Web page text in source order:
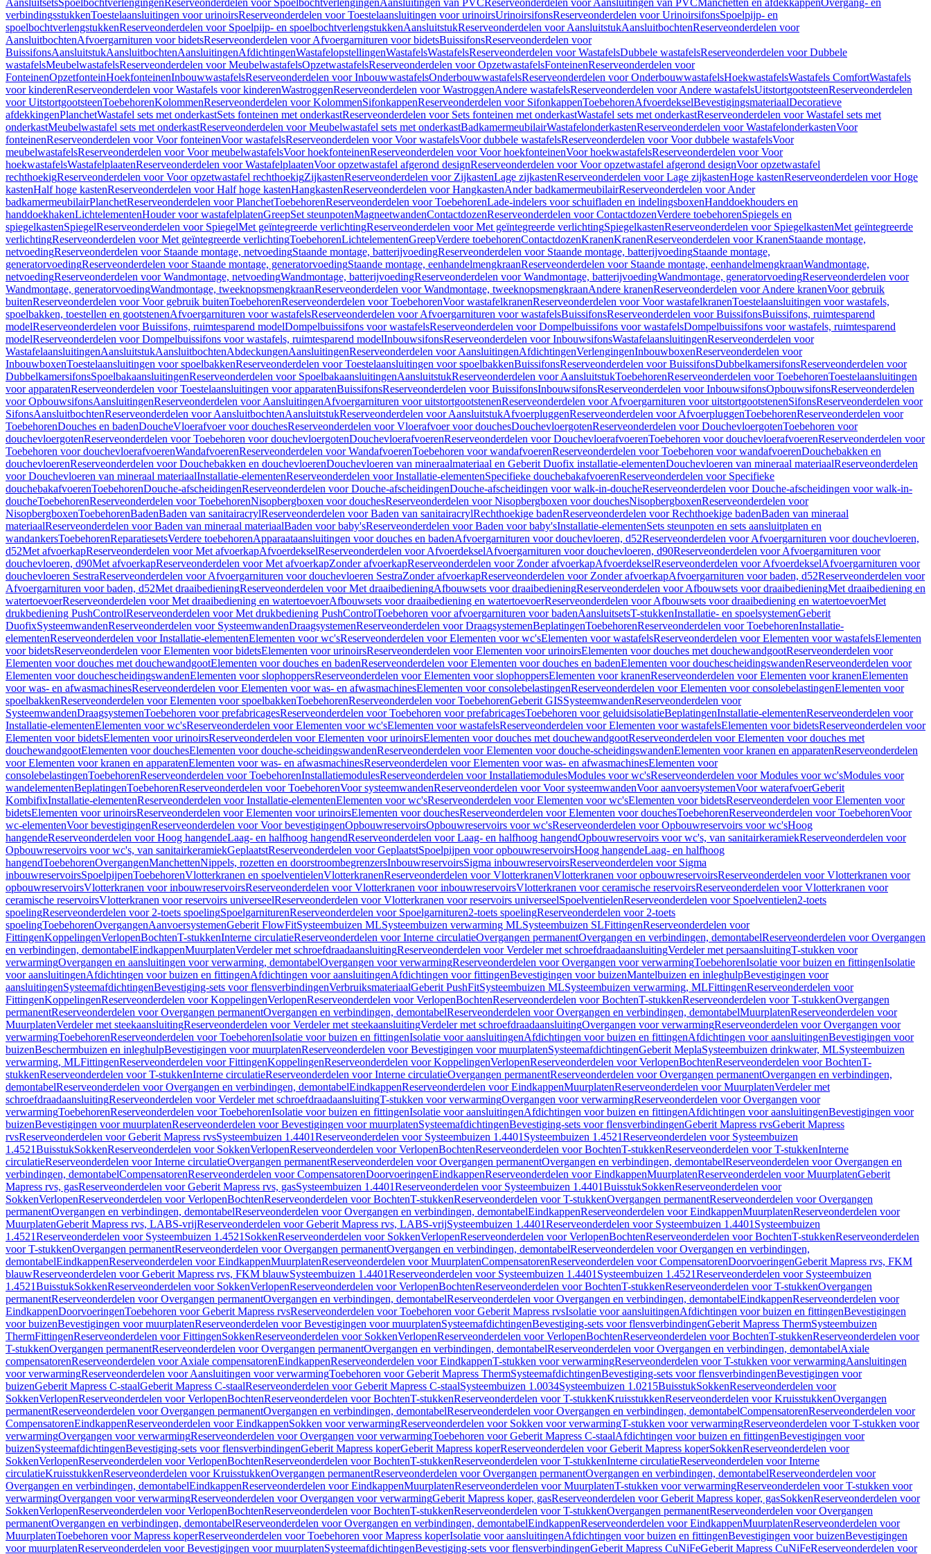
AansluitsetsSpoelbochtverlengingenReserveonderdelen voor SpoelbochtverlengingenAansluitingen van PVCReserveonderdelen voor Aansluitingen van PVCManchetten en afdekkappenOvergang- en
verbindingsstukkenToestelaansluitingen voor urinoirsReserveonderdelen voor Toestelaansluitingen voor urinoirsUrinoirsifonsReserveonderdelen voor UrinoirsifonsSpoelpijp- en
spoelbochtverlengstukkenReserveonderdelen voor Spoelpijp- en spoelbochtverlengstukkenAansluitstukReserveonderdelen voor AansluitstukAansluitbochtenReserveonderdelen voor
AansluitbochtenAfvoergarnituren voor bidetsReserveonderdelen voor Afvoergarnituren voor bidetsBuissifonsReserveonderdelen voor
BuissifonsAansluitstukAansluitbochtenAansluitingenAfdichtingenWastafelopstellingenWastafelsWastafelsReserveonderdelen voor WastafelsDubbele wastafelsReserveonderdelen voor Dubbele
wastafelsMeubelwastafelsReserveonderdelen voor MeubelwastafelsOpzetwastafelsReserveonderdelen voor OpzetwastafelsFonteinenReserveonderdelen voor
FonteinenOpzetfonteinHoekfonteinenInbouwwastafelsReserveonderdelen voor InbouwwastafelsOnderbouwwastafelsReserveonderdelen voor OnderbouwwastafelsHoekwastafelsWastafels ComfortWastafels
voor kinderenReserveonderdelen voor Wastafels voor kinderenWastroggenReserveonderdelen voor WastroggenAndere wastafelsReserveonderdelen voor Andere wastafelsUitstortgootsteenReserveonderdelen
voor UitstortgootsteenToebehorenKolommenReserveonderdelen voor KolommenSifonkappenReserveonderdelen voor SifonkappenToebehorenAfvoerdekselBevestigingsmateriaalDecoratieve
afdekkingenPlanchetWastafel sets met onderkastSets fonteinen met onderkastReserveonderdelen voor Sets fonteinen met onderkastWastafel sets met onderkastReserveonderdelen voor Wastafel sets met
onderkastMeubelwastafel sets met onderkastReserveonderdelen voor Meubelwastafel sets met onderkastBadkamermeubilairWastafelonderkastenReserveonderdelen voor WastafelonderkastenVoor
fonteinenReserveonderdelen voor Voor fonteinenVoor wastafelsReserveonderdelen voor Voor wastafelsVoor dubbele wastafelsReserveonderdelen voor Voor dubbele wastafelsVoor
meubelwastafelsReserveonderdelen voor Voor meubelwastafelsVoor hoekfonteinenReserveonderdelen voor Voor hoekfonteinenVoor hoekwastafelsReserveonderdelen voor Voor
hoekwastafelsWastafelplaatenReserveonderdelen voor WastafelplaatenVoor opzetwastafel afgerond designReserveonderdelen voor Voor opzetwastafel afgerond designVoor opzetwastafel
rechthoekigReserveonderdelen voor Voor opzetwastafel rechthoekigZijkastenReserveonderdelen voor ZijkastenLage zijkastenReserveonderdelen voor Lage zijkastenHoge kastenReserveonderdelen voor Hoge
kastenHalf hoge kastenReserveonderdelen voor Half hoge kastenHangkastenReserveonderdelen voor HangkastenAnder badkamermeubilairReserveonderdelen voor Ander
badkamermeubilairPlanchetReserveonderdelen voor PlanchetToebehorenReserveonderdelen voor ToebehorenLade-indelers voor schuifladen en indelingsboxenHanddoekhouders en
handdoekhakenLichtelementenHouder voor wastafelplatenGreepSet steunpotenMagneetwandenContactdozenReserveonderdelen voor ContactdozenVerdere toebehorenSpiegels en
spiegelkastenSpiegelReserveonderdelen voor SpiegelMet geïntegreerde verlichtingReserveonderdelen voor Met geïntegreerde verlichtingSpiegelkastenReserveonderdelen voor SpiegelkastenMet geïntegreerde
verlichtingReserveonderdelen voor Met geïntegreerde verlichtingToebehorenLichtelementenGreepVerdere toebehorenContactdozenKranenKranenReserveonderdelen voor KranenStaande montage,
netvoedingReserveonderdelen voor Staande montage, netvoedingStaande montage, batterijvoedingReserveonderdelen voor Staande montage, batterijvoedingStaande montage,
generatorvoedingReserveonderdelen voor Staande montage, generatorvoedingStaande montage, eenhandelmengkraanReserveonderdelen voor Staande montage, eenhandelmengkraanWandmontage,
netvoedingReserveonderdelen voor Wandmontage, netvoedingWandmontage, batterijvoedingReserveonderdelen voor Wandmontage, batterijvoedingWandmontage, generatorvoedingReserveonderdelen voor
Wandmontage, generatorvoedingWandmontage, tweeknopsmengkraanReserveonderdelen voor Wandmontage, tweeknopsmengkraanAndere kranenReserveonderdelen voor Andere kranenVoor gebruik
buitenReserveonderdelen voor Voor gebruik buitenToebehorenReserveonderdelen voor ToebehorenVoor wastafelkranenReserveonderdelen voor Voor wastafelkranenToestelaansluitingen voor wastafels,
spoelbakken, toestellen en gootstenenAfvoergarnituren voor wastafelsReserveonderdelen voor Afvoergarnituren voor wastafelsBuissifonsReserveonderdelen voor BuissifonsBuissifons, ruimtesparend
modelReserveonderdelen voor Buissifons, ruimtesparend modelDompelbuissifons voor wastafelsReserveonderdelen voor Dompelbuissifons voor wastafelsDompelbuissifons voor wastafels, ruimtesparend
modelReserveonderdelen voor Dompelbuissifons voor wastafels, ruimtesparend modelInbouwsifonsReserveonderdelen voor InbouwsifonsWastafelaansluitingenReserveonderdelen voor
WastafelaansluitingenAansluitstukAansluitbochtenAbdeckungenAansluitingenReserveonderdelen voor AansluitingenAfdichtingenVerlengingenInbouwboxenReserveonderdelen voor
InbouwboxenToestelaansluitingen voor spoelbakkenReserveonderdelen voor Toestelaansluitingen voor spoelbakkenBuissifonsReserveonderdelen voor BuissifonsDubbelkamersifonsReserveonderdelen voor
DubbelkamersifonsSpoelbakaansluitingenReserveonderdelen voor SpoelbakaansluitingenAansluitstukReserveonderdelen voor AansluitstukToebehorenReserveonderdelen voor ToebehorenToestelaansluitingen
voor apparatenReserveonderdelen voor Toestelaansluitingen voor apparatenBuissifonsReserveonderdelen voor BuissifonsInbouwsifonsReserveonderdelen voor InbouwsifonsOpbouwsifonsReserveonderdelen
voor OpbouwsifonsAansluitingenReserveonderdelen voor AansluitingenAfvoergarnituren voor uitstortgootstenenReserveonderdelen voor Afvoergarnituren voor uitstortgootstenenSifonsReserveonderdelen voor
SifonsAansluitbochtenReserveonderdelen voor AansluitbochtenAansluitstukReserveonderdelen voor AansluitstukAfvoerpluggenReserveonderdelen voor AfvoerpluggenToebehorenReserveonderdelen voor
ToebehorenDouches en badenDoucheVloerafvoer voor douchesReserveonderdelen voor Vloerafvoer voor douchesDouchevloergotenReserveonderdelen voor DouchevloergotenToebehoren voor
douchevloergotenReserveonderdelen voor Toebehoren voor douchevloergotenDouchevloerafvoerenReserveonderdelen voor DouchevloerafvoerenToebehoren voor douchevloerafvoerenReserveonderdelen voor
Toebehoren voor douchevloerafvoerenWandafvoerenReserveonderdelen voor WandafvoerenToebehoren voor wandafvoerenReserveonderdelen voor Toebehoren voor wandafvoerenDouchebakken en
douchevloerenReserveonderdelen voor Douchebakken en douchevloerenDouchevloeren van mineraalmateriaal en Geberit Duofix installatie-elementenDouchevloeren van mineraal materiaalReserveonderdelen
voor Douchevloeren van mineraal materiaalInstallatie-elementenReserveonderdelen voor Installatie-elementenSpecifieke douchebakafvoerenReserveonderdelen voor Specifieke
douchebakafvoerenToebehorenDouche-afscheidingenReserveonderdelen voor Douche-afscheidingenDouche-afscheidingen voor walk-in-doucheReserveonderdelen voor Douche-afscheidingen voor walk-in-
doucheToebehorenReserveonderdelen voor ToebehorenNisopbergboxen voor douchesReserveonderdelen voor Nisopbergboxen voor douchesNisopbergboxenReserveonderdelen voor
NisopbergboxenToebehorenBadenBaden van sanitairacrylReserveonderdelen voor Baden van sanitairacrylRechthoekige badenReserveonderdelen voor Rechthoekige badenBaden van mineraal
materiaalReserveonderdelen voor Baden van mineraal materiaalBaden voor baby'sReserveonderdelen voor Baden voor baby'sInstallatie-elementenSets steunpoten en sets aansluitplaten en
wandankersToebehorenReparatiesetsVerdere toebehorenApparaataansluitingen voor douches en badenAfvoergarnituren voor douchevloeren, d52Reserveonderdelen voor Afvoergarnituren voor douchevloeren,
d52Met afvoerkapReserveonderdelen voor Met afvoerkapAfvoerdekselReserveonderdelen voor AfvoerdekselAfvoergarnituren voor douchevloeren, d90Reserveonderdelen voor Afvoergarnituren voor
douchevloeren, d90Met afvoerkapReserveonderdelen voor Met afvoerkapZonder afvoerkapReserveonderdelen voor Zonder afvoerkapAfvoerdekselReserveonderdelen voor AfvoerdekselAfvoergarnituren voor
douchevloeren SestraReserveonderdelen voor Afvoergarnituren voor douchevloeren SestraZonder afvoerkapReserveonderdelen voor Zonder afvoerkapAfvoergarnituren voor baden, d52Reserveonderdelen voor
Afvoergarnituren voor baden, d52Met draaibedieningReserveonderdelen voor Met draaibedieningAfbouwsets voor draaibedieningReserveonderdelen voor Afbouwsets voor draaibedieningMet draaibediening en
watertoevoerReserveonderdelen voor Met draaibediening en watertoevoerAfbouwsets voor draaibediening en watertoevoerReserveonderdelen voor Afbouwsets voor draaibediening en watertoevoerMet
drukbediening PushControlReserveonderdelen voor Met drukbediening PushControlToebehoren voor afvoergarnituren voor badenAansluitsetsT-stukkenInstallatie- en spoelsystemenGeberit
DuofixSysteemwandenReserveonderdelen voor SysteemwandenDraagsystemenReserveonderdelen voor DraagsystemenBeplatingenToebehorenReserveonderdelen voor ToebehorenInstallatie-
elementenReserveonderdelen voor Installatie-elementenElementen voor wc'sReserveonderdelen voor Elementen voor wc'sElementen voor wastafelsReserveonderdelen voor Elementen voor wastafelsElementen
voor bidetsReserveonderdelen voor Elementen voor bidetsElementen voor urinoirsReserveonderdelen voor Elementen voor urinoirsElementen voor douches met douchewandgootReserveonderdelen voor
Elementen voor douches met douchewandgootElementen voor douches en badenReserveonderdelen voor Elementen voor douches en badenElementen voor douchescheidingswandenReserveonderdelen voor
Elementen voor douchescheidingswandenElementen voor slophoppersReserveonderdelen voor Elementen voor slophoppersElementen voor kranenReserveonderdelen voor Elementen voor kranenElementen
voor was- en afwasmachinesReserveonderdelen voor Elementen voor was- en afwasmachinesElementen voor consolebelastingenReserveonderdelen voor Elementen voor consolebelastingenElementen voor
spoelbakkenReserveonderdelen voor Elementen voor spoelbakkenToebehorenReserveonderdelen voor ToebehorenGeberit GISSysteemwandenReserveonderdelen voor
SysteemwandenDraagsystemenToebehoren voor prefabricagesReserveonderdelen voor Toebehoren voor prefabricagesToebehoren voor geluidsisolatieBeplatingenInstallatie-elementenReserveonderdelen voor
Installatie-elementenElementen voor wc'sReserveonderdelen voor Elementen voor wc'sElementen voor wastafelsReserveonderdelen voor Elementen voor wastafelsElementen voor bidetsReserveonderdelen voor
Elementen voor bidetsElementen voor urinoirsReserveonderdelen voor Elementen voor urinoirsElementen voor douches met douchewandgootReserveonderdelen voor Elementen voor douches met
douchewandgootElementen voor douchesElementen voor douche-scheidingswandenReserveonderdelen voor Elementen voor douche-scheidingswandenElementen voor kranen en apparatenReserveonderdelen
voor Elementen voor kranen en apparatenElementen voor was- en afwasmachinesReserveonderdelen voor Elementen voor was- en afwasmachinesElementen voor
consolebelastingenToebehorenReserveonderdelen voor ToebehorenInstallatiemodulesReserveonderdelen voor InstallatiemodulesModules voor wc'sReserveonderdelen voor Modules voor wc'sModules voor
wandelementenBeplatingenToebehorenReserveonderdelen voor ToebehorenVoor systeemwandenReserveonderdelen voor Voor systeemwandenVoor aanvoersystemenVoor waterafvoerGeberit
KombifixInstallatie-elementenReserveonderdelen voor Installatie-elementenElementen voor wc'sReserveonderdelen voor Elementen voor wc'sElementen voor bidetsReserveonderdelen voor Elementen voor
bidetsElementen voor urinoirsReserveonderdelen voor Elementen voor urinoirsElementen voor douchesReserveonderdelen voor Elementen voor douchesToebehorenReserveonderdelen voor ToebehorenVoor
wc-elementenVoor bevestigingenReserveonderdelen voor Voor bevestigingenOpbouwreservoirsOpbouwreservoirs voor wc'sReserveonderdelen voor Opbouwreservoirs voor wc'sHoog
hangendeReserveonderdelen voor Hoog hangendeLaag- en halfhoog hangendReserveonderdelen voor Laag- en halfhoog hangendOpbouwreservoirs voor wc's, van sanitairkeramiekReserveonderdelen voor
Opbouwreservoirs voor wc's, van sanitairkeramiekGeplaatstReserveonderdelen voor GeplaatstSpoelpijpen voor opbouwreservoirsHoog hangendeLaag- en halfhoog
hangendToebehorenOvergangenManchettenNippels, rozetten en doorstroombegrenzersInbouwreservoirsSigma inbouwreservoirsReserveonderdelen voor Sigma
inbouwreservoirsSpoelpijpenToebehorenVlotterkranen en spoelventielenVlotterkranenReserveonderdelen voor VlotterkranenVlotterkranen voor opbouwreservoirsReserveonderdelen voor Vlotterkranen voor
opbouwreservoirsVlotterkranen voor inbouwreservoirsReserveonderdelen voor Vlotterkranen voor inbouwreservoirsVlotterkranen voor ceramische reservoirsReserveonderdelen voor Vlotterkranen voor
ceramische reservoirsVlotterkranen voor reservoirs universeelReserveonderdelen voor Vlotterkranen voor reservoirs universeelSpoelventielenReserveonderdelen voor Spoelventielen2-toets
spoelingReserveonderdelen voor 2-toets spoelingSpoelgarniturenReserveonderdelen voor Spoelgarnituren2-toets spoelingReserveonderdelen voor 2-toets
spoelingToebehorenOvergangenAanvoersystemenGeberit FlowFitSysteembuizen MLSysteembuizen verwarming MLSysteembuizen SLFittingenReserveonderdelen voor
FittingenKoppelingenVerlopenBochtenT-stukkenInterne circulatieReserveonderdelen voor Interne circulatieOvergangen permanentOvergangen en verbindingen, demontabelReserveonderdelen voor Overgangen
en verbindingen, demontabelEindkappenMuurplatenVerdeler met schroefdraadaansluitingReserveonderdelen voor Verdeler met schroefdraadaansluitingVerdeler met persaansluitingT-stukken voor
verwarmingOvergangen en aansluitingen voor verwarming, demontabelOvergangen voor verwarmingReserveonderdelen voor Overgangen voor verwarmingToebehorenIsolatie voor buizen en fittingenIsolatie
voor aansluitingenAfdichtingen voor buizen en fittingenAfdichtingen voor aansluitingenAfdichtingen voor fittingenBevestigingen voor buizenMantelbuizen en inleghulpBevestigingen voor
aansluitingenSysteemafdichtingenBevestiging-sets voor flensverbindingenVerbruiksmateriaalGeberit PushFitSysteembuizen MLSysteembuizen verwarming, MLFittingenReserveonderdelen voor
FittingenKoppelingenReserveonderdelen voor KoppelingenVerlopenReserveonderdelen voor VerlopenBochtenReserveonderdelen voor BochtenT-stukkenReserveonderdelen voor T-stukkenOvergangen
permanentReserveonderdelen voor Overgangen permanentOvergangen en verbindingen, demontabelReserveonderdelen voor Overgangen en verbindingen, demontabelMuurplatenReserveonderdelen voor
MuurplatenVerdeler met steekaansluitingReserveonderdelen voor Verdeler met steekaansluitingVerdeler met schroefdraadaansluitingOvergangen voor verwarmingReserveonderdelen voor Overgangen voor
verwarmingToebehorenReserveonderdelen voor ToebehorenIsolatie voor buizen en fittingenIsolatie voor aansluitingenAfdichtingen voor buizen en fittingenAfdichtingen voor aansluitingenBevestigingen voor
buizenBeschermbuizen en inleghulpBevestigingen voor muurplatenReserveonderdelen voor Bevestigingen voor muurplatenSysteemafdichtingenGeberit MeplaSysteembuizen drinkwater, MLSysteembuizen
verwarming, MLFittingenReserveonderdelen voor FittingenKoppelingenReserveonderdelen voor KoppelingenVerlopenReserveonderdelen voor VerlopenBochtenReserveonderdelen voor BochtenT-
stukkenReserveonderdelen voor T-stukkenInterne circulatieReserveonderdelen voor Interne circulatieOvergangen permanentReserveonderdelen voor Overgangen permanentOvergangen en verbindingen,
demontabelReserveonderdelen voor Overgangen en verbindingen, demontabelEindkappenReserveonderdelen voor EindkappenMuurplatenReserveonderdelen voor MuurplatenVerdeler met
schroefdraadaansluitingReserveonderdelen voor Verdeler met schroefdraadaansluitingT-stukken voor verwarmingOvergangen voor verwarmingReserveonderdelen voor Overgangen voor
verwarmingToebehorenReserveonderdelen voor ToebehorenIsolatie voor buizen en fittingenIsolatie voor aansluitingenAfdichtingen voor buizen en fittingenAfdichtingen voor aansluitingenBevestigingen voor
buizenBevestigingen voor muurplatenReserveonderdelen voor Bevestigingen voor muurplatenSysteemafdichtingenBevestiging-sets voor flensverbindingenGeberit Mapress rvsGeberit Mapress
rvsReserveonderdelen voor Geberit Mapress rvsSysteembuizen 1.4401Reserveonderdelen voor Systeembuizen 1.4401 Systeembuizen 1.4521Reserveonderdelen voor Systeembuizen
1.4521BuisstukSokkenReserveonderdelen voor SokkenVerlopenReserveonderdelen voor VerlopenBochtenReserveonderdelen voor BochtenT-stukkenReserveonderdelen voor T-stukkenInterne
circulatieReserveonderdelen voor Interne circulatieOvergangen permanentReserveonderdelen voor Overgangen permanentOvergangen en verbindingen, demontabelReserveonderdelen voor Overgangen en
verbindingen, demontabelCompensatorenReserveonderdelen voor CompensatorenDoorvoeringenEindkappenReserveonderdelen voor EindkappenMuurplatenReserveonderdelen voor MuurplatenGeberit
Mapress rvs, gasReserveonderdelen voor Geberit Mapress rvs, gasSysteembuizen 1.4401Reserveonderdelen voor Systeembuizen 1.4401BuisstukSokkenReserveonderdelen voor
SokkenVerlopenReserveonderdelen voor VerlopenBochtenReserveonderdelen voor BochtenT-stukkenReserveonderdelen voor T-stukkenOvergangen permanentReserveonderdelen voor Overgangen
permanentOvergangen en verbindingen, demontabelReserveonderdelen voor Overgangen en verbindingen, demontabelEindkappenReserveonderdelen voor EindkappenMuurplatenReserveonderdelen voor
MuurplatenGeberit Mapress rvs, LABS-vrijReserveonderdelen voor Geberit Mapress rvs, LABS-vrijSysteembuizen 1.4401Reserveonderdelen voor Systeembuizen 1.4401 Systeembuizen
1.4521Reserveonderdelen voor Systeembuizen 1.4521 SokkenReserveonderdelen voor SokkenVerlopenReserveonderdelen voor VerlopenBochtenReserveonderdelen voor BochtenT-stukkenReserveonderdelen
voor T-stukkenOvergangen permanentReserveonderdelen voor Overgangen permanentOvergangen en verbindingen, demontabelReserveonderdelen voor Overgangen en verbindingen,
demontabelEindkappenReserveonderdelen voor EindkappenMuurplatenReserveonderdelen voor MuurplatenCompensatorenReserveonderdelen voor CompensatorenDoorvoeringenGeberit Mapress rvs, FKM
blauwReserveonderdelen voor Geberit Mapress rvs, FKM blauwSysteembuizen 1.4401Reserveonderdelen voor Systeembuizen 1.4401 Systeembuizen 1.4521Reserveonderdelen voor Systeembuizen
1.4521BuisstukSokkenReserveonderdelen voor SokkenVerlopenReserveonderdelen voor VerlopenBochtenReserveonderdelen voor BochtenT-stukkenReserveonderdelen voor T-stukkenOvergangen
permanentReserveonderdelen voor Overgangen permanentOvergangen en verbindingen, demontabelReserveonderdelen voor Overgangen en verbindingen, demontabelEindkappenReserveonderdelen voor
EindkappenDoorvoeringenToebehoren voor Geberit Mapress rvsReserveonderdelen voor Toebehoren voor Geberit Mapress rvsIsolatie voor aansluitingenAfdichtingen voor buizen en fittingenBevestigingen
voor buizenBevestigingen voor muurplatenReserveonderdelen voor Bevestigingen voor muurplatenSysteemafdichtingenBevestiging-sets voor flensverbindingenGeberit Mapress ThermSysteembuizen
ThermFittingenReserveonderdelen voor FittingenSokkenReserveonderdelen voor SokkenVerlopenReserveonderdelen voor VerlopenBochtenReserveonderdelen voor BochtenT-stukkenReserveonderdelen voor
T-stukkenOvergangen permanentReserveonderdelen voor Overgangen permanentOvergangen en verbindingen, demontabelReserveonderdelen voor Overgangen en verbindingen, demontabelAxiale
compensatorenReserveonderdelen voor Axiale compensatorenEindkappenReserveonderdelen voor EindkappenT-stukken voor verwarmingReserveonderdelen voor T-stukken voor verwarmingAansluitingen
voor verwarmingReserveonderdelen voor Aansluitingen voor verwarmingToebehoren voor Geberit Mapress ThermSysteemafdichtingenBevestiging-sets voor flensverbindingenBevestigingen voor
buizenGeberit Mapress C-staalGeberit Mapress C-staalReserveonderdelen voor Geberit Mapress C-staalSysteembuizen 1.0034Systeembuizen 1.0215BuisstukSokkenReserveonderdelen voor
SokkenVerlopenReserveonderdelen voor VerlopenBochtenReserveonderdelen voor BochtenT-stukkenReserveonderdelen voor T-stukkenKruisstukkenReserveonderdelen voor KruisstukkenOvergangen
permanentReserveonderdelen voor Overgangen permanentOvergangen en verbindingen, demontabelReserveonderdelen voor Overgangen en verbindingen, demontabelCompensatorenReserveonderdelen voor
CompensatorenEindkappenReserveonderdelen voor EindkappenSokken voor verwarmingReserveonderdelen voor Sokken voor verwarmingT-stukken voor verwarmingReserveonderdelen voor T-stukken voor
verwarmingOvergangen voor verwarmingReserveonderdelen voor Overgangen voor verwarmingToebehoren voor Geberit Mapress C-staalAfdichtingen voor buizen en fittingenBevestigingen voor
buizenSysteemafdichtingenBevestiging-sets voor flensverbindingenGeberit Mapress koperGeberit Mapress koperReserveonderdelen voor Geberit Mapress koperSokkenReserveonderdelen voor
SokkenVerlopenReserveonderdelen voor VerlopenBochtenReserveonderdelen voor BochtenT-stukkenReserveonderdelen voor T-stukkenInterne circulatieReserveonderdelen voor Interne
circulatieKruisstukkenReserveonderdelen voor KruisstukkenOvergangen permanentReserveonderdelen voor Overgangen permanentOvergangen en verbindingen, demontabelReserveonderdelen voor
Overgangen en verbindingen, demontabelEindkappenReserveonderdelen voor EindkappenMuurplatenReserveonderdelen voor MuurplatenT-stukken voor verwarmingReserveonderdelen voor T-stukken voor
verwarmingOvergangen voor verwarmingReserveonderdelen voor Overgangen voor verwarmingGeberit Mapress koper, gasReserveonderdelen voor Geberit Mapress koper, gasSokkenReserveonderdelen voor
SokkenVerlopenReserveonderdelen voor VerlopenBochtenReserveonderdelen voor BochtenT-stukkenReserveonderdelen voor T-stukkenOvergangen permanentReserveonderdelen voor Overgangen
permanentOvergangen en verbindingen, demontabelReserveonderdelen voor Overgangen en verbindingen, demontabelEindkappenReserveonderdelen voor EindkappenMuurplatenReserveonderdelen voor
MuurplatenToebehoren voor Mapress koperReserveonderdelen voor Toebehoren voor Mapress koperIsolatie voor aansluitingenAfdichtingen voor buizen en fittingenBevestigingen voor buizenBevestigingen
voor muurplatenReserveonderdelen voor Bevestigingen voor muurplatenSysteemafdichtingenBevestiging-sets voor flensverbindingenGeberit Mapress CuNiFeGeberit Mapress CuNiFeReserveonderdelen voor